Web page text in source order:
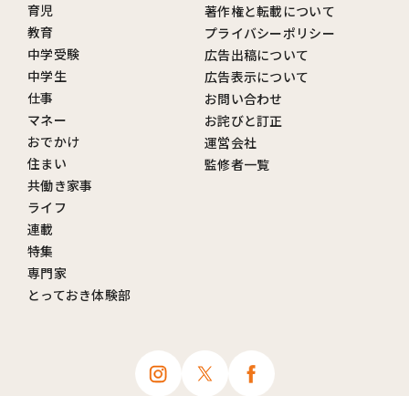
育児
教育
中学受験
中学生
仕事
マネー
おでかけ
住まい
共働き家事
ライフ
連載
特集
専門家
とっておき体験部
著作権と転載について
プライバシーポリシー
広告出稿について
広告表示について
お問い合わせ
お詫びと訂正
運営会社
監修者一覧